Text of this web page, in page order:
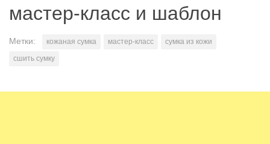
мастер-класс и шаблон
Метки: кожаная сумка мастер-класс
сумка из кожи
сшить сумку